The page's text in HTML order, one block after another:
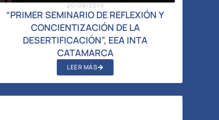
20/08/2019
“PRIMER SEMINARIO DE REFLEXIÓN Y
CONCIENTIZACIÓN DE LA
DESERTIFICACIÓN”, EEA INTA
CATAMARCA
LEER MÁS